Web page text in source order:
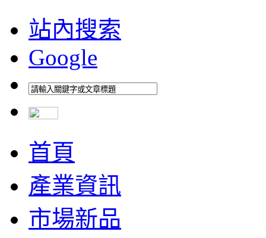
站內搜索
Google
首頁
產業資訊
市場新品